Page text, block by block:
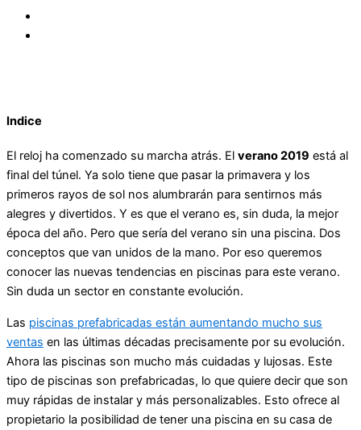
Indice
El reloj ha comenzado su marcha atrás. El verano 2019 está al
final del túnel. Ya solo tiene que pasar la primavera y los
primeros rayos de sol nos alumbrarán para sentirnos más
alegres y divertidos. Y es que el verano es, sin duda, la mejor
época del año. Pero que sería del verano sin una piscina. Dos
conceptos que van unidos de la mano. Por eso queremos
conocer las nuevas tendencias en piscinas para este verano.
Sin duda un sector en constante evolución.
Las piscinas prefabricadas están aumentando mucho sus
ventas en las últimas décadas precisamente por su evolución.
Ahora las piscinas son mucho más cuidadas y lujosas. Este
tipo de piscinas son prefabricadas, lo que quiere decir que son
muy rápidas de instalar y más personalizables. Esto ofrece al
propietario la posibilidad de tener una piscina en su casa de